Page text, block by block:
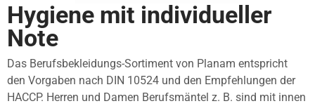
Hygiene mit individueller
Note
Das Berufsbekleidungs-Sortiment von Planam entspricht
den Vorgaben nach DIN 10524 und den Empfehlungen der
HACCP. Herren und Damen Berufsmäntel z. B. sind mit innen